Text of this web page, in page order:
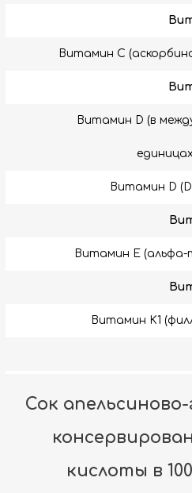
Витамин C
Витамин D (в
Витамин D
Витамин E (альфа-
Витамин K1
Сок
кислоты в